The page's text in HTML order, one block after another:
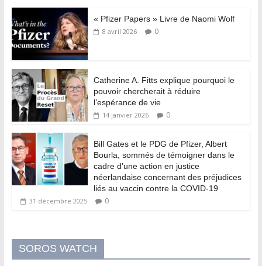
« Pfizer Papers » Livre de Naomi Wolf
8 avril 2026 0
Catherine A. Fitts explique pourquoi le
pouvoir chercherait à réduire
l’espérance de vie
14 janvier 2026 0
Bill Gates et le PDG de Pfizer, Albert
Bourla, sommés de témoigner dans le
cadre d’une action en justice
néerlandaise concernant des préjudices
liés au vaccin contre la COVID-19
31 décembre 2025 0
SOROS WATCH